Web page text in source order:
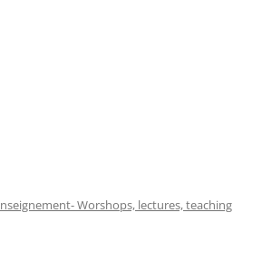
Worshops, lectures, teaching